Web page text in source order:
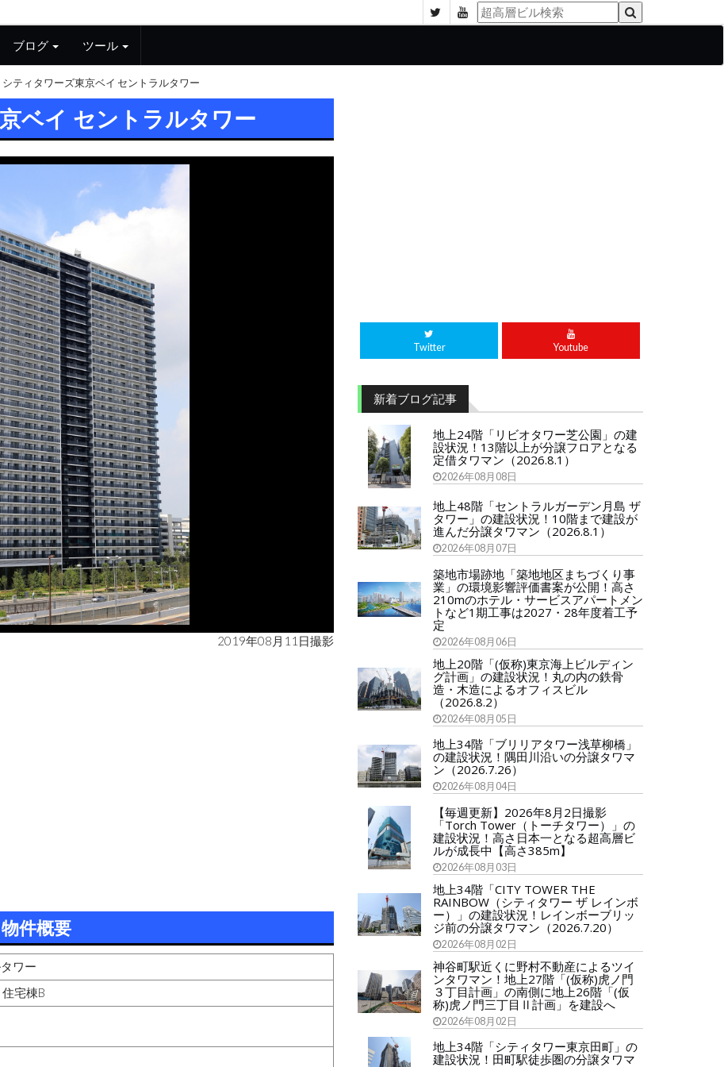
ブログ ツール
シティタワーズ東京ベイ セントラルタワー
ベイ セントラルタワー
2019年08月11日撮影
物件概要
ワー
宅棟B
Twitter Youtube
新着ブログ記事
地上24階「リビオタワー芝公園」の建
設状況！13階以上が分譲フロアとなる
定借タワマン（2026.8.1）
2026年08月08日
地上48階「セントラルガーデン月島 ザ
タワー」の建設状況！10階まで建設が
進んだ分譲タワマン（2026.8.1）
2026年08月07日
築地市場跡地「築地地区まちづくり事
業」の環境影響評価書案が公開！高さ
210mのホテル・サービスアパートメン
トなど1期工事は2027・28年度着工予
定
2026年08月06日
地上20階「(仮称)東京海上ビルディン
グ計画」の建設状況！丸の内の鉄骨
造・木造によるオフィスビル
（2026.8.2）
2026年08月05日
地上34階「ブリリアタワー浅草柳橋」
の建設状況！隅田川沿いの分譲タワマ
ン（2026.7.26）
2026年08月04日
【毎週更新】2026年8月2日撮影
「Torch Tower（トーチタワー）」の
建設状況！高さ日本一となる超高層ビ
ルが成長中【高さ385m】
2026年08月03日
地上34階「CITY TOWER THE
RAINBOW（シティタワー ザ レインボ
ー）」の建設状況！レインボーブリッ
ジ前の分譲タワマン（2026.7.20）
2026年08月02日
神谷町駅近くに野村不動産によるツイ
ンタワマン！地上27階「(仮称)虎ノ門
３丁目計画」の南側に地上26階「(仮
称)虎ノ門三丁目Ⅱ計画」を建設へ
2026年08月02日
地上34階「シティタワー東京田町」の
建設状況！田町駅徒歩圏の分譲タワマ